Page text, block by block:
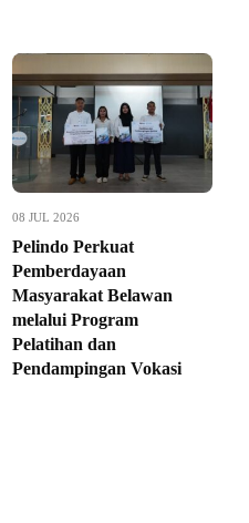
08 JUL 2026
Pelindo Perkuat
Pemberdayaan
Masyarakat Belawan
melalui Program
Pelatihan dan
Pendampingan Vokasi